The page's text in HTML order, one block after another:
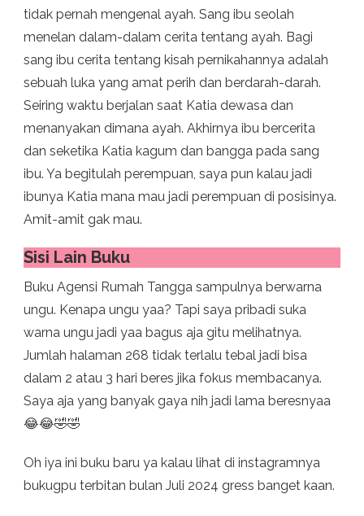
tidak pernah mengenal ayah. Sang ibu seolah
menelan dalam-dalam cerita tentang ayah. Bagi
sang ibu cerita tentang kisah pernikahannya adalah
sebuah luka yang amat perih dan berdarah-darah.
Seiring waktu berjalan saat Katia dewasa dan
menanyakan dimana ayah. Akhirnya ibu bercerita
dan seketika Katia kagum dan bangga pada sang
ibu. Ya begitulah perempuan, saya pun kalau jadi
ibunya Katia mana mau jadi perempuan di posisinya.
Amit-amit gak mau.
Sisi Lain Buku
Buku Agensi Rumah Tangga sampulnya berwarna
ungu. Kenapa ungu yaa? Tapi saya pribadi suka
warna ungu jadi yaa bagus aja gitu melihatnya.
Jumlah halaman 268 tidak terlalu tebal jadi bisa
dalam 2 atau 3 hari beres jika fokus membacanya.
Saya aja yang banyak gaya nih jadi lama beresnyaa
😂😂🤣🤣
Oh iya ini buku baru ya kalau lihat di instagramnya
bukugpu terbitan bulan Juli 2024 gress banget kaan.